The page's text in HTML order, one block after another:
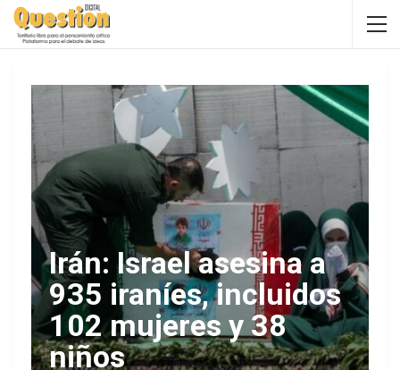
Irán: Israel asesina a
935 iraníes, incluidos
102 mujeres y 38
niños